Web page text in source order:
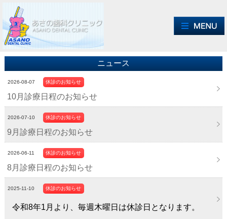
ニュース
2026-08-07 休診のお知らせ
10月診療日程のお知らせ
2026-07-10 休診のお知らせ
9月診療日程のお知らせ
2026-06-11 休診のお知らせ
8月診療日程のお知らせ
2025-11-10 休診のお知らせ
令和8年1月より、毎週木曜日は休診日となります。